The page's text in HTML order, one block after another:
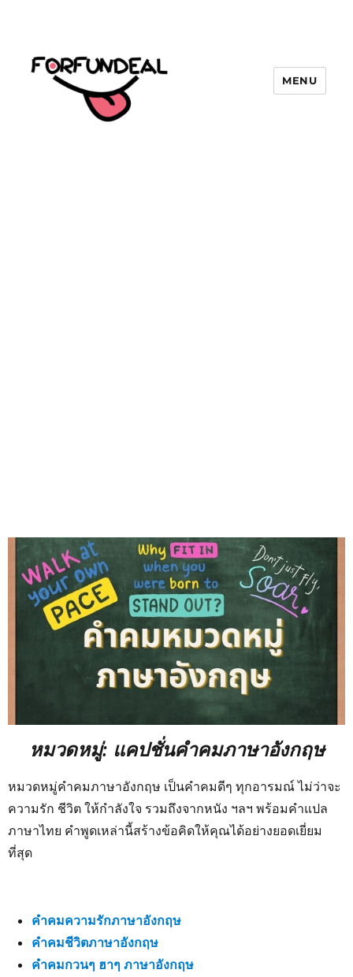
MENU
หมวดหมู่: แคปชั่นคำคมภาษาอังกฤษ
หมวดหมู่คำคมภาษาอังกฤษ เป็นคำคมดีๆ ทุกอารมณ์ ไม่ว่าจะ
ความรัก ชีวิต ให้กำลังใจ รวมถึงจากหนัง ฯลฯ พร้อมคำแปล
ภาษาไทย คำพูดเหล่านี้สร้างข้อคิดให้คุณได้อย่างยอดเยี่ยม
ที่สุด
คำคมความรักภาษาอังกฤษ
คำคมชีวิตภาษาอังกฤษ
คำคมกวนๆ ฮาๆ ภาษาอังกฤษ